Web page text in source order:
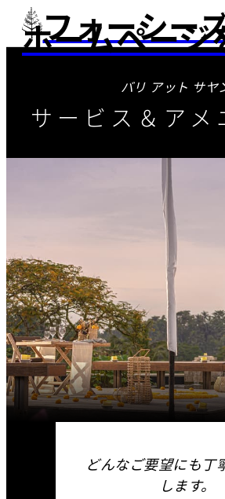
フォーシー
ホームページ
バリ アット サヤ
サービス＆アメ
どんなご要望にも丁
します。